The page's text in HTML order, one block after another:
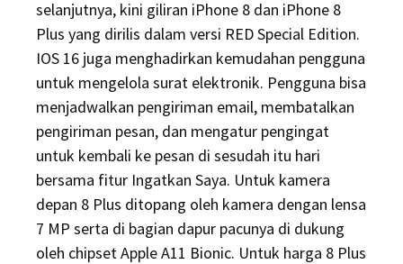
selanjutnya, kini giliran iPhone 8 dan iPhone 8
Plus yang dirilis dalam versi RED Special Edition.
IOS 16 juga menghadirkan kemudahan pengguna
untuk mengelola surat elektronik. Pengguna bisa
menjadwalkan pengiriman email, membatalkan
pengiriman pesan, dan mengatur pengingat
untuk kembali ke pesan di sesudah itu hari
bersama fitur Ingatkan Saya. Untuk kamera
depan 8 Plus ditopang oleh kamera dengan lensa
7 MP serta di bagian dapur pacunya di dukung
oleh chipset Apple A11 Bionic. Untuk harga 8 Plus